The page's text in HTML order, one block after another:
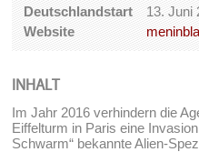
Deutschlandstart
13. Juni
Website
INHALT
Im Jahr 2016 verhindern die
Eiffelturm in Paris eine
Schwarm“ bekannte Alien-